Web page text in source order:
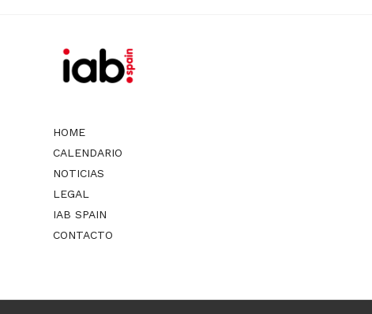
HOME
CALENDARIO
NOTICIAS
LEGAL
IAB SPAIN
CONTACTO